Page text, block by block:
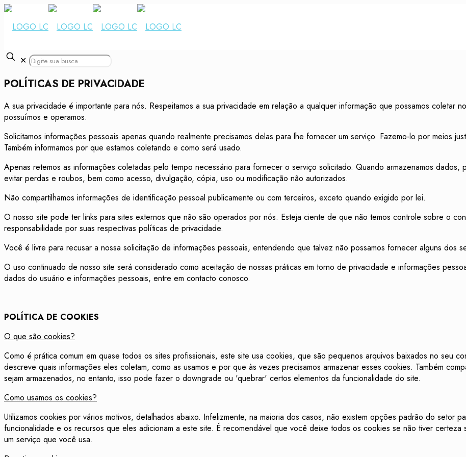
✕
POLÍTICAS DE PRIVACIDADE
A sua privacidade é importante para nós. Respeitamos a sua privacidade em relação a qualquer informação que possamos coletar
possuímos e operamos.
Solicitamos informações pessoais apenas quando realmente precisamos delas para lhe fornecer um serviço. Fazemo-lo por meios
Também informamos por que estamos coletando e como será usado.
Apenas retemos as informações coletadas pelo tempo necessário para fornecer o serviço solicitado. Quando armazenamos dados,
evitar perdas e roubos, bem como acesso, divulgação, cópia, uso ou modificação não autorizados.
Não compartilhamos informações de identificação pessoal publicamente ou com terceiros, exceto quando exigido por lei.
O nosso site pode ter links para sites externos que não são operados por nós. Esteja ciente de que não temos controle sobre o
responsabilidade por suas respectivas políticas de privacidade.
Você é livre para recusar a nossa solicitação de informações pessoais, entendendo que talvez não possamos fornecer alguns dos
O uso continuado de nosso site será considerado como aceitação de nossas práticas em torno de privacidade e informações
dados do usuário e informações pessoais, entre em contacto conosco.
POLÍTICA DE COOKIES
O que são cookies?
Como é prática comum em quase todos os sites profissionais, este site usa cookies, que são pequenos arquivos baixados no seu
descreve quais informações eles coletam, como as usamos e por que às vezes precisamos armazenar esses cookies. Também
sejam armazenados, no entanto, isso pode fazer o downgrade ou 'quebrar' certos elementos da funcionalidade do site.
Como usamos os cookies?
Utilizamos cookies por vários motivos, detalhados abaixo. Infelizmente, na maioria dos casos, não existem opções padrão do setor
funcionalidade e os recursos que eles adicionam a este site. É recomendável que você deixe todos os cookies se não tiver
um serviço que você usa.